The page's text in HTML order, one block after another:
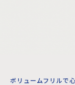
ボリュームフリルで